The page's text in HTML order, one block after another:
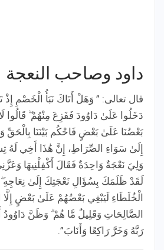
داود وصاحب النعجة
قال تعالى: ” وَهَلْ أَتَاكَ نَبَأُ الْخَصْمِ
دَخَلُوا عَلَىٰ دَاوُودَ فَفَزِعَ مِنْهُمْ
بَعْضُنَا عَلَىٰ بَعْضٍ فَاحْكُم بَيْنَنَا بِالْحَقِّ
إِلَىٰ سَوَاءِ الصِّرَاطِ، إِنَّ هَٰذَا أَخِي لَهُ
وَلِيَ نَعْجَةٌ وَاحِدَةٌ فَقَالَ أَكْفِلْنِيهَا
لَقَدْ ظَلَمَكَ بِسُؤَالِ نَعْجَتِكَ إِلَىٰ نِعَاجِهِ
الْخُلَطَاءِ لَيَبْغِي بَعْضُهُمْ عَلَىٰ بَعْضٍ إِلَّا
الصَّالِحَاتِ وَقَلِيلٌ مَّا هُمْ ۗ وَظَنَّ دَاوُودُ
رَبَّهُ وَخَرَّ رَاكِعًا وَأَنَابَ”.